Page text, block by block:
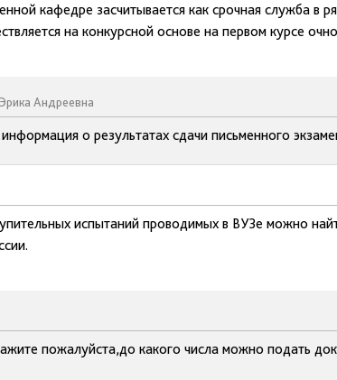
кафедре засчитывается как срочная служба в
на конкурсной основе на первом курсе
Андреевна
о результатах сдачи письменного
испытаний проводимых в ВУЗе можно
пожалуйста,до какого числа можно подать